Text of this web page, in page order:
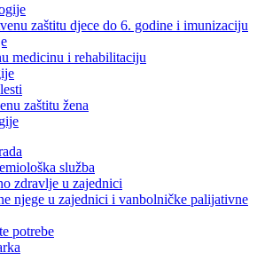
zaštitu djece do 6. godine i imunizaciju
medicinu i rehabilitaciju
zaštitu žena
služba
zdravlje u zajednici
njege u zajednici i vanbolničke palijativne
potrebe